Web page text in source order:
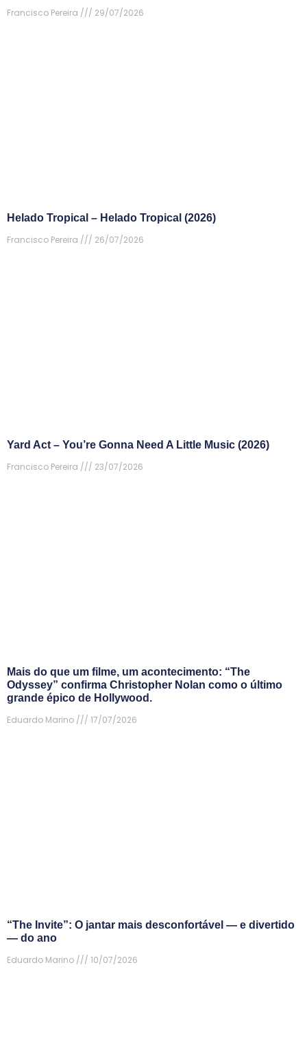
Francisco Pereira
29/07/2026
Helado Tropical – Helado Tropical (2026)
Francisco Pereira
26/07/2026
Yard Act – You’re Gonna Need A Little Music (2026)
Francisco Pereira
23/07/2026
Mais do que um filme, um acontecimento: “The
Odyssey” confirma Christopher Nolan como o último
grande épico de Hollywood.
Eduardo Marino
17/07/2026
“The Invite”: O jantar mais desconfortável — e divertido
— do ano
Eduardo Marino
10/07/2026